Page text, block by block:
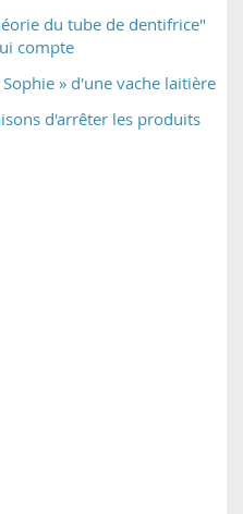
du tube de dentifrice"
compte
» d'une vache laitière
d'arrêter les produits